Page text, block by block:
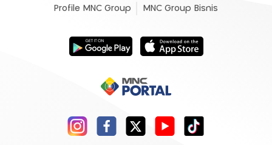
Profile MNC Group MNC Group Bisnis